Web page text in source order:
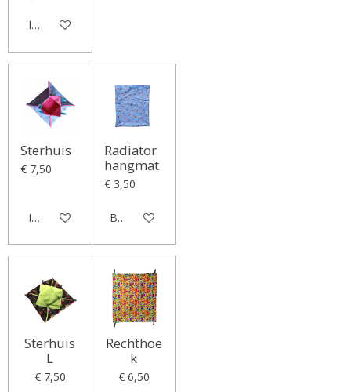
In winkelwagen
Sterhuis
€ 7,50
In winkelwagen
Radiator
hangmat
€ 3,50
Bekijk details
Sterhuis
L
€ 7,50
Rechthoe
k
€ 6,50